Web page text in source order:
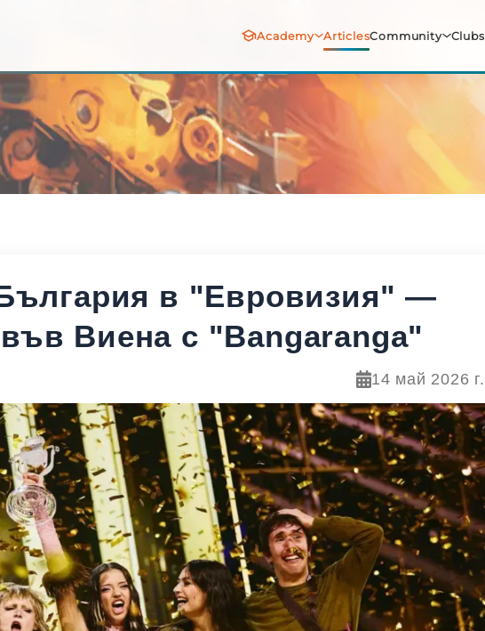
Academy ArticlesCommunity Clubs
в "Евровизия" —
Виена с "Bangaranga"
14 май 2026 г.